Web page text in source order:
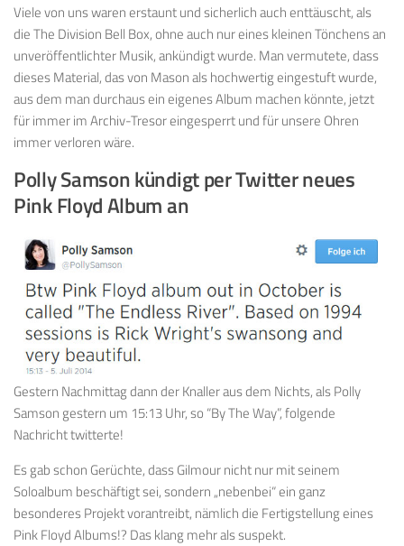
Viele von uns waren erstaunt und sicherlich auch enttäuscht, als
die The Division Bell Box, ohne auch nur eines kleinen Tönchens an
unveröffentlichter Musik, ankündigt wurde. Man vermutete, dass
dieses Material, das von Mason als hochwertig eingestuft wurde,
aus dem man durchaus ein eigenes Album machen könnte, jetzt
für immer im Archiv-Tresor eingesperrt und für unsere Ohren
immer verloren wäre.
Polly Samson kündigt per Twitter neues
Pink Floyd Album an
Gestern Nachmittag dann der Knaller aus dem Nichts, als Polly
Samson gestern um 15:13 Uhr, so “By The Way”, folgende
Nachricht twitterte!
Es gab schon Gerüchte, dass Gilmour nicht nur mit seinem
Soloalbum beschäftigt sei, sondern „nebenbei“ ein ganz
besonderes Projekt vorantreibt, nämlich die Fertigstellung eines
Pink Floyd Albums!? Das klang mehr als suspekt.